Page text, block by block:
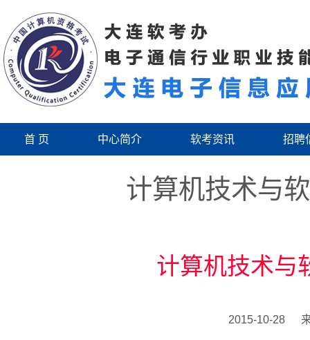
首 页 中心简介 软考资讯 招聘
计算机技术与
计算机技术与
2015-10-28